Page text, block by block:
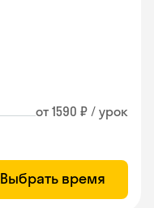
от 1590 ₽ / урок
Выбрать время